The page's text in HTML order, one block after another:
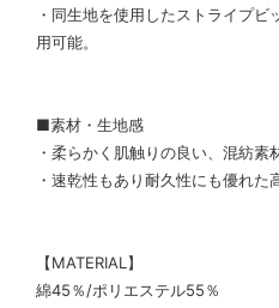
・同生地を使用したストライプ
用可能。
■素材・生地感
・柔らかく肌触りの良い、混紡素
・速乾性もあり耐久性にも優れた
【MATERIAL】
綿45％/ポリエステル55％